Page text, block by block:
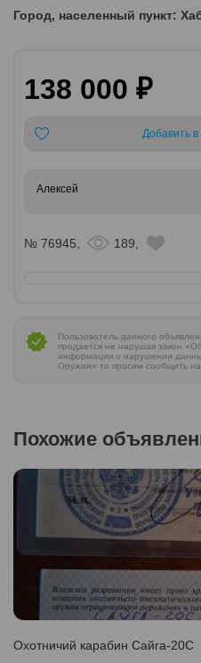
Город, населенный пункт:
138 000 ₽
Добавить
Алексей
№ 76945, 189,
Пользователь данного
продается не нарушая закон
информация о нарушении
Оружии» то просим сообщить
Похожие
Охотничий карабин Сайга-20С